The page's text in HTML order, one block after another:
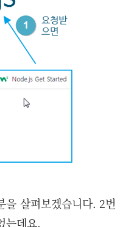
살펴보겠습니다. 2번
는데요.